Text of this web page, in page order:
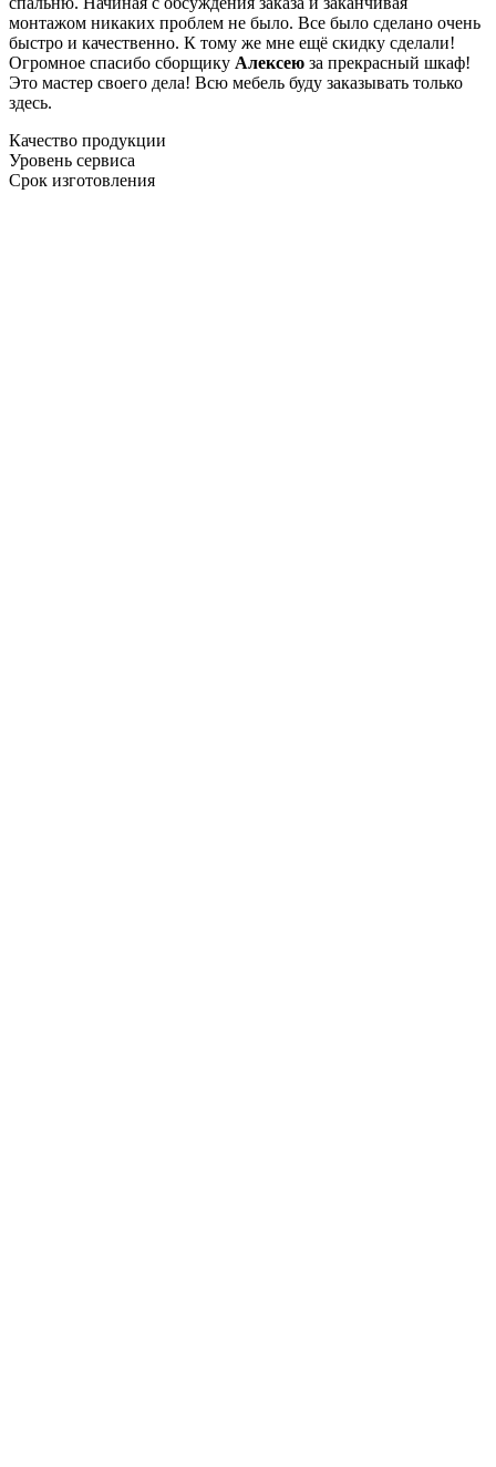
монтажом никаких проблем не было. Все было сделано очень
быстро и качественно. К тому же мне ещё скидку сделали!
Огромное спасибо сборщику Алексею за прекрасный шкаф!
Это мастер своего дела! Всю мебель буду заказывать только
здесь.
Качество продукции
Уровень сервиса
Срок изготовления